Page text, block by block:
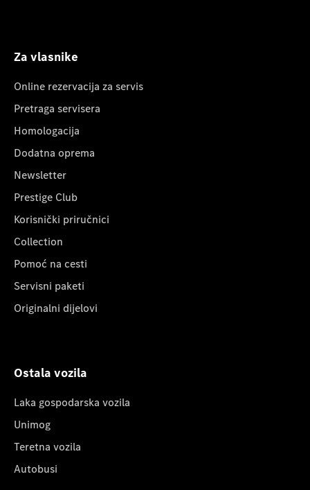
Za vlasnike
Online rezervacija za servis
Pretraga servisera
Homologacija
Dodatna oprema
Newsletter
Prestige Club
Korisnički priručnici
Collection
Pomoć na cesti
Servisni paketi
Originalni dijelovi
Ostala vozila
Laka gospodarska vozila
Unimog
Teretna vozila
Autobusi